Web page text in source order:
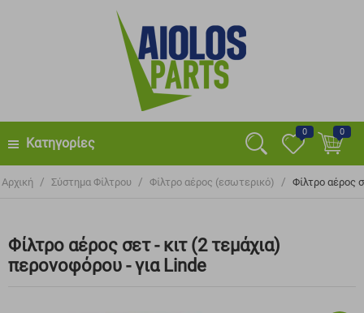
Κατηγορίες
0 0
Αρχική / Σύστημα Φίλτρου / Φίλτρο αέρος (εσωτερικό) / Φίλτρο αέρος
Φίλτρο αέρος σετ - κιτ (2 τεμάχια)
περονοφόρου - για Linde